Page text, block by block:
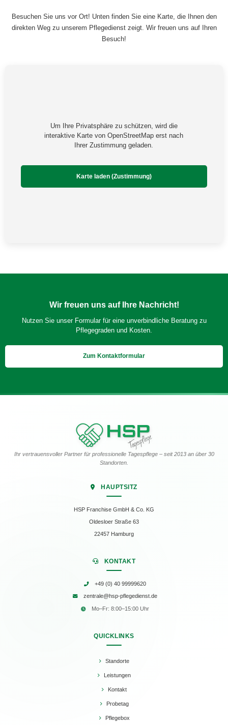
Besuchen Sie uns vor Ort! Unten finden Sie eine Karte, die Ihnen den
direkten Weg zu unserem Pflegedienst zeigt. Wir freuen uns auf Ihren
Besuch!
Um Ihre Privatsphäre zu schützen, wird die
interaktive Karte von OpenStreetMap erst nach
Ihrer Zustimmung geladen.
Karte laden (Zustimmung)
Wir freuen uns auf Ihre Nachricht!
Nutzen Sie unser Formular für eine unverbindliche Beratung zu
Pflegegraden und Kosten.
Zum Kontaktformular
Ihr vertrauensvoller Partner für professionelle Tagespflege – seit 2013 an über 30
Standorten.
HAUPTSITZ
HSP Franchise GmbH & Co. KG
Oldesloer Straße 63
22457 Hamburg
KONTAKT
+49 (0) 40 99999620
zentrale@hsp-pflegedienst.de
Mo–Fr: 8:00–15:00 Uhr
QUICKLINKS
Standorte
Leistungen
Kontakt
Probetag
Pflegebox